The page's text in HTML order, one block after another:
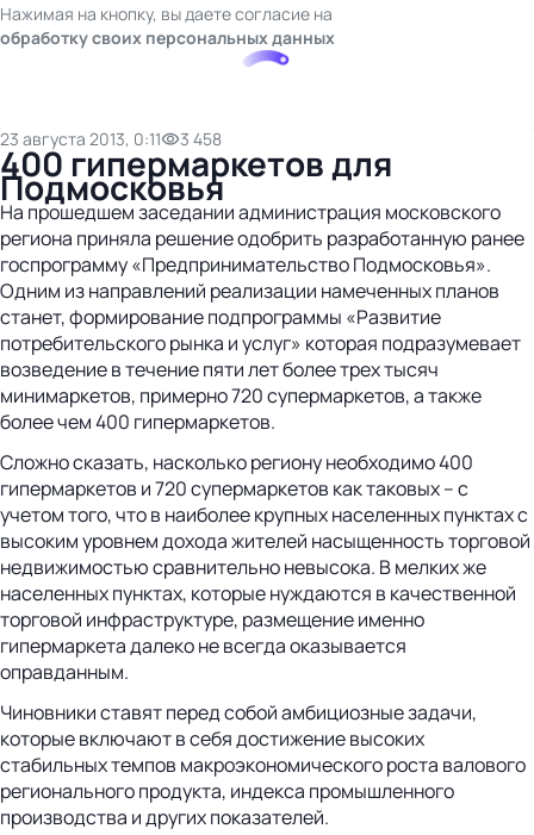
Нажимая на кнопку, вы даете согласие на
обработку своих персональных данных
23 августа 2013, 0:11 3 458
400 гипермаркетов для
Подмосковья
На прошедшем заседании администрация московского
региона приняла решение одобрить разработанную ранее
госпрограмму «Предпринимательство Подмосковья».
Одним из направлений реализации намеченных планов
станет, формирование подпрограммы «Развитие
потребительского рынка и услуг» которая подразумевает
возведение в течение пяти лет более трех тысяч
минимаркетов, примерно 720 супермаркетов, а также
более чем 400 гипермаркетов.
Сложно сказать, насколько региону необходимо 400
гипермаркетов и 720 супермаркетов как таковых – с
учетом того, что в наиболее крупных населенных пунктах с
высоким уровнем дохода жителей насыщенность торговой
недвижимостью сравнительно невысока. В мелких же
населенных пунктах, которые нуждаются в качественной
торговой инфраструктуре, размещение именно
гипермаркета далеко не всегда оказывается
оправданным.
Чиновники ставят перед собой амбициозные задачи,
которые включают в себя достижение высоких
стабильных темпов макроэкономического роста валового
регионального продукта, индекса промышленного
производства и других показателей.